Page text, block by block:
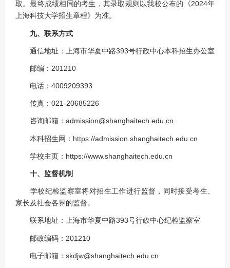
取。最终成绩相同的考生，其录取规则以我校公布的《2024年
上海科技大学招生章程》为准。
九、联系方式
通信地址：上海市华夏中路393号行政中心本科招生办公室
邮编：201210
电话：4009209393
传真：021-20685226
咨询邮箱：admission@shanghaitech.edu.cn
本科招生网：https://admission.shanghaitech.edu.cn
学校主页：https://www.shanghaitech.edu.cn
十、监督机制
学校纪检监察室将对招生工作进行监督，同时接受考生、
家长及社会各界的监督。
联系地址：上海市华夏中路393号行政中心纪检监察室
邮政编码：201210
电子邮箱：skdjw@shanghaitech.edu.cn